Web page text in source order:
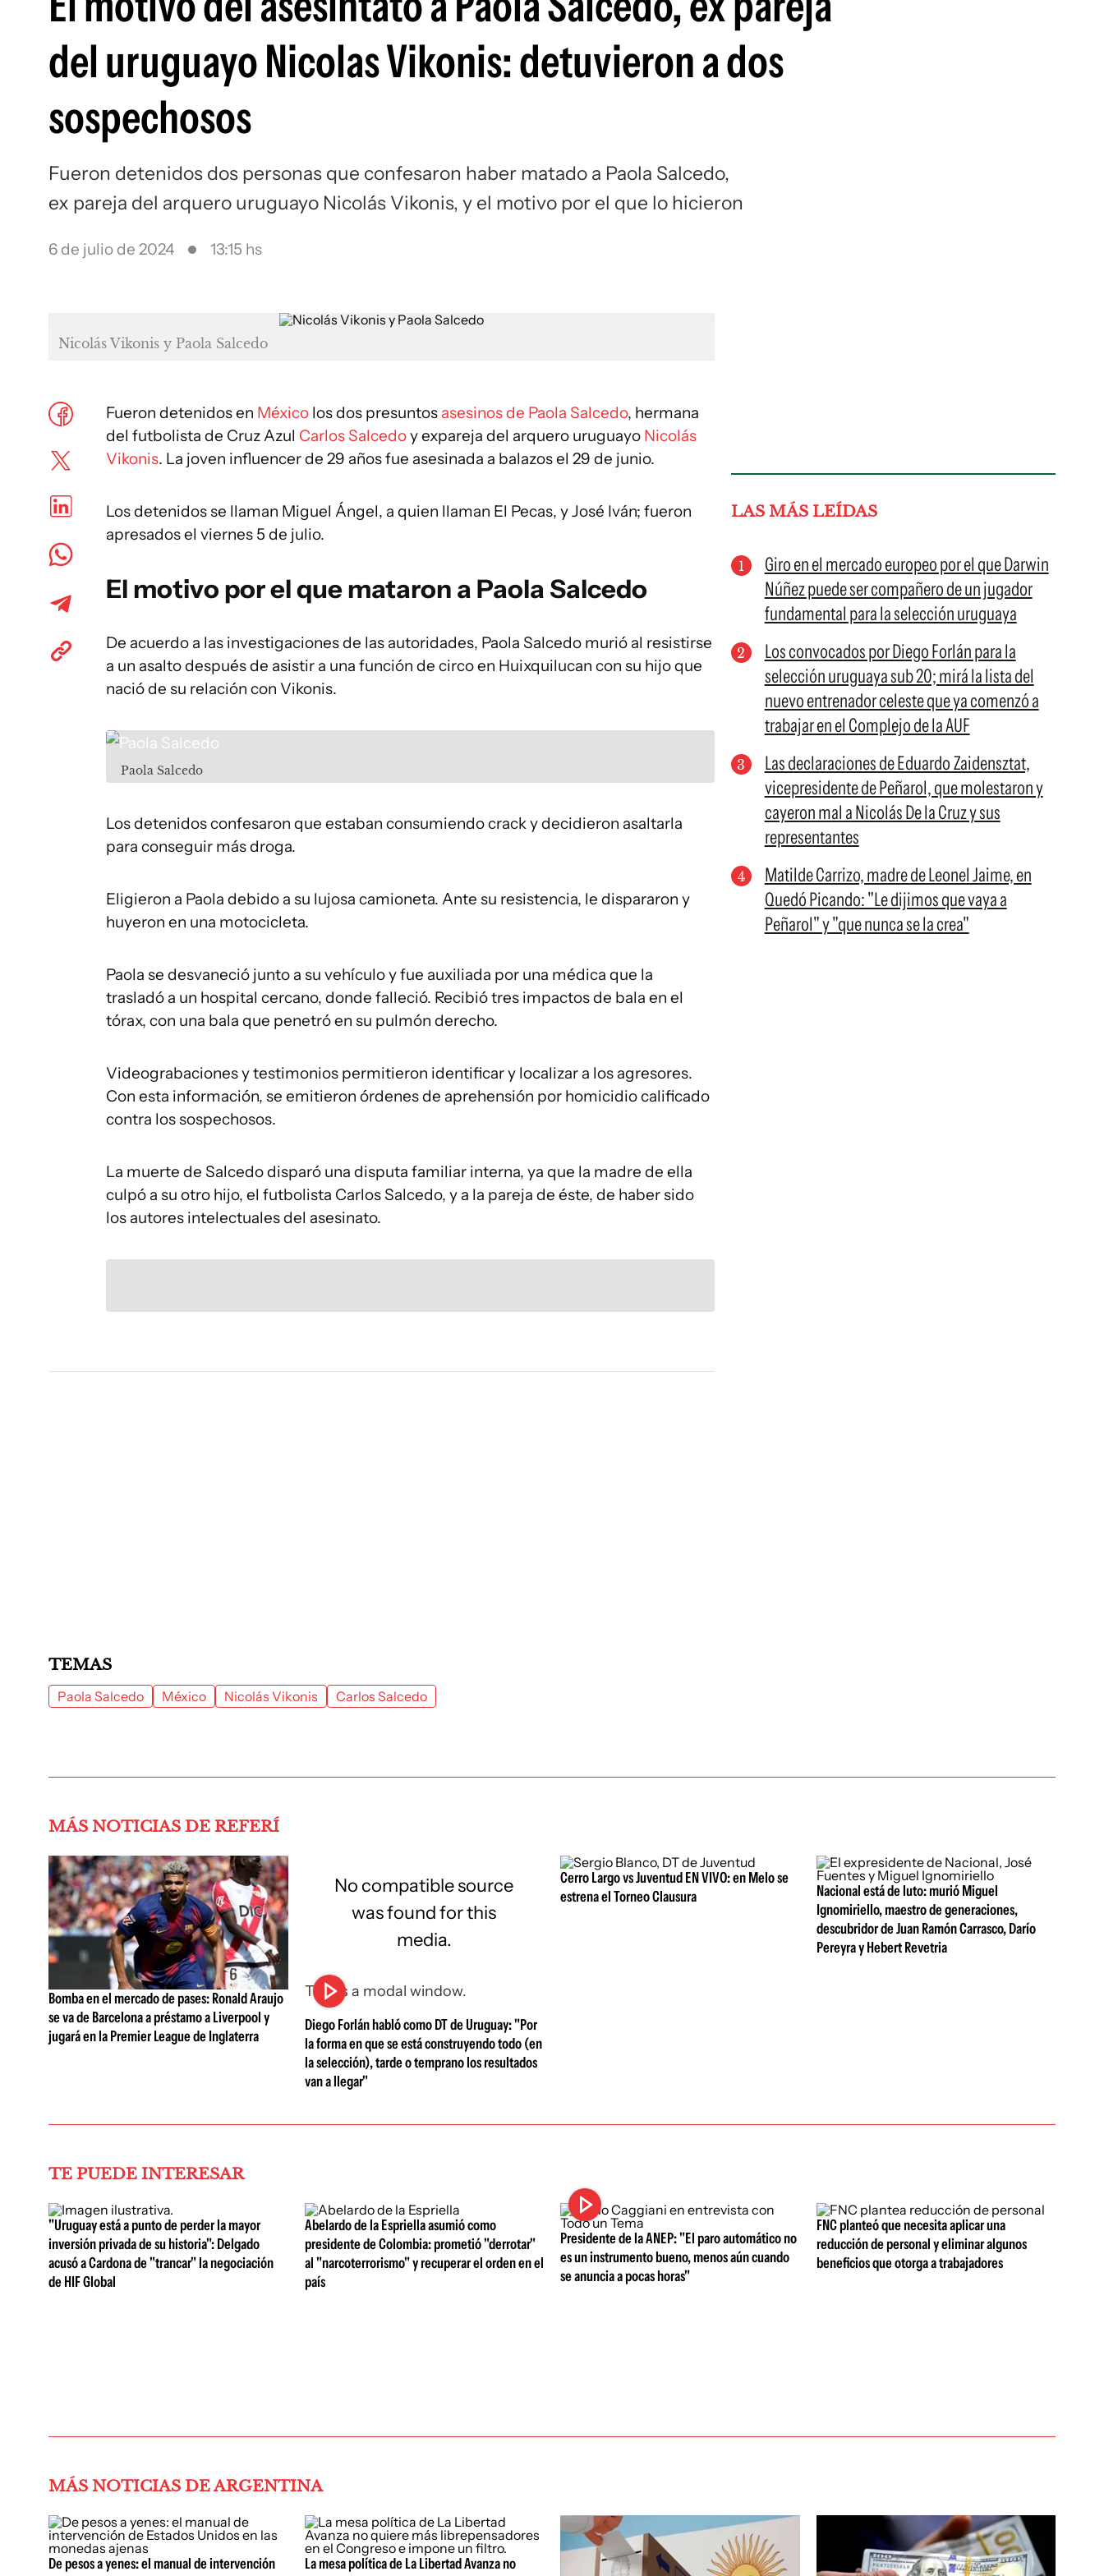
Siguenos en:
del uruguayo Nicolas Vikonis: detuvieron a dos
sospechosos
Fueron detenidos dos personas que confesaron haber matado a Paola Salcedo,
ex pareja del arquero uruguayo Nicolás Vikonis, y el motivo por el que lo hicieron
6 de julio de 2024 13:15 hs
Nicolás Vikonis y Paola Salcedo
Fueron detenidos en México los dos presuntos asesinos de Paola Salcedo, hermana
del futbolista de Cruz Azul Carlos Salcedoy expareja del arquero uruguayo Nicolás
Vikonis. La joven influencer de 29 años fue asesinada a balazos el 29 de junio.
Los detenidos se llaman Miguel Ángel, a quien llaman El Pecas, y José Iván; fueron
apresados el viernes 5 de julio.
El motivo por el que mataron a Paola Salcedo
De acuerdo a las investigaciones de las autoridades, Paola Salcedo murió al resistirse
a un asalto después de asistir a una función de circo en Huixquilucan con su hijo que
nació de su relación con Vikonis.
Paola Salcedo
Los detenidos confesaron que estaban consumiendo crack y decidieron asaltarla
para conseguir más droga.
Eligieron a Paola debido a su lujosa camioneta. Ante su resistencia, le dispararon y
huyeron en una motocicleta.
Paola se desvaneció junto a su vehículo y fue auxiliada por una médica que la
trasladó a un hospital cercano, donde falleció. Recibió tres impactos de bala en el
tórax, con una bala que penetró en su pulmón derecho.
Videograbaciones y testimonios permitieron identificar y localizar a los agresores.
Con esta información, se emitieron órdenes de aprehensión por homicidio calificado
contra los sospechosos.
La muerte de Salcedo disparó una disputa familiar interna, ya que la madre de ella
culpó a su otro hijo, el futbolista Carlos Salcedo, y a la pareja de éste, de haber sido
los autores intelectuales del asesinato.
LAS MÁS LEÍDAS
Giro en el mercado europeo por el que Darwin
Núñez puede ser compañero de un jugador
fundamental para la selección uruguaya
Los convocados por Diego Forlán para la
selección uruguaya sub 20; mirá la lista del
nuevo entrenador celeste que ya comenzó a
trabajar en el Complejo de la AUF
Las declaraciones de Eduardo Zaidensztat,
vicepresidente de Peñarol, que molestaron y
cayeron mal a Nicolás De la Cruz y sus
representantes
Matilde Carrizo, madre de Leonel Jaime, en
Quedó Picando: "Le dijimos que vaya a
Peñarol" y "que nunca se la crea"
TEMAS
Paola Salcedo México Nicolás Vikonis Carlos Salcedo
MÁS NOTICIAS DE REFERÍ
Bomba en el mercado de pases: Ronald Araujo
se va de Barcelona a préstamo a Liverpool y
jugará en la Premier League de Inglaterra
This is a modal window.
No compatible source
was found for this
media.
Diego Forlán habló como DT de Uruguay: "Por
la forma en que se está construyendo todo (en
la selección), tarde o temprano los resultados
van a llegar"
Cerro Largo vs Juventud EN VIVO: en Melo se
estrena el Torneo Clausura
Nacional está de luto: murió Miguel
Ignomiriello, maestro de generaciones,
descubridor de Juan Ramón Carrasco, Darío
Pereyra y Hebert Revetria
TE PUEDE INTERESAR
"Uruguay está a punto de perder la mayor
inversión privada de su historia": Delgado
acusó a Cardona de "trancar" la negociación
de HIF Global
Abelardo de la Espriella asumió como
presidente de Colombia: prometió "derrotar"
al "narcoterrorismo" y recuperar el orden en el
país
Presidente de la ANEP: "El paro automático no
es un instrumento bueno, menos aún cuando
se anuncia a pocas horas"
FNC planteó que necesita aplicar una
reducción de personal y eliminar algunos
beneficios que otorga a trabajadores
MÁS NOTICIAS DE ARGENTINA
De pesos a yenes: el manual de intervención
La mesa política de La Libertad Avanza no